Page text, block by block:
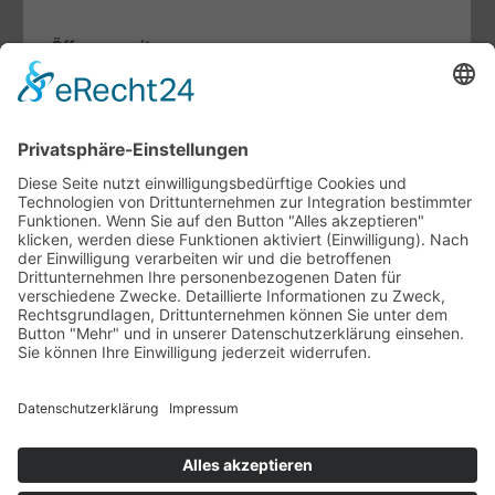
Öffnungszeiten
Mo. bis Fr.:
07.30 - 12.00 Uhr
Sa:
Fachthemen
Indoor-Living meets Outdoor-Living
Terrassendächer von Brustor
Lamellendächer von Warema
Unternehmen
Ausstellung